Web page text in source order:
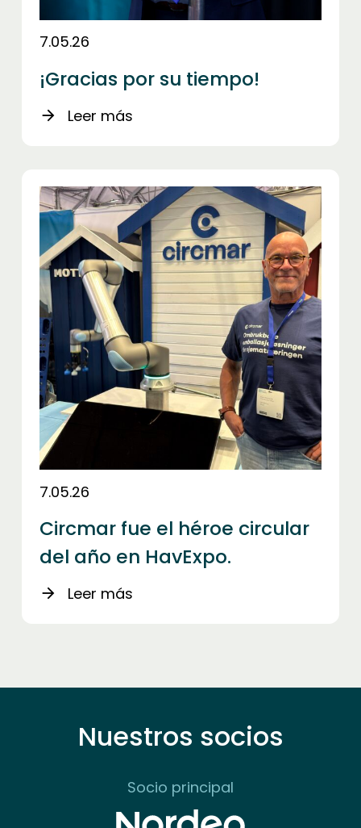
7.05.26
¡Gracias por su tiempo!
arrow_forward Leer más
7.05.26
Circmar fue el héroe circular
del año en HavExpo.
arrow_forward Leer más
Nuestros socios
Socio principal